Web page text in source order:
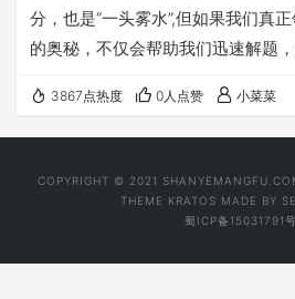
分，也是“一头雾水”,但如果我们真
的奥秘，不仅会帮助我们迅速解题
音，跨考教育英语教研室对近年来
法做了如下分析和总结，以利于考
短对话的两种回答方式： Have
3867点热度 0人点赞 小菜菜
COPYRIGHT © 2021
THEME KRATOS MADE BY
蜀ICP备15031791